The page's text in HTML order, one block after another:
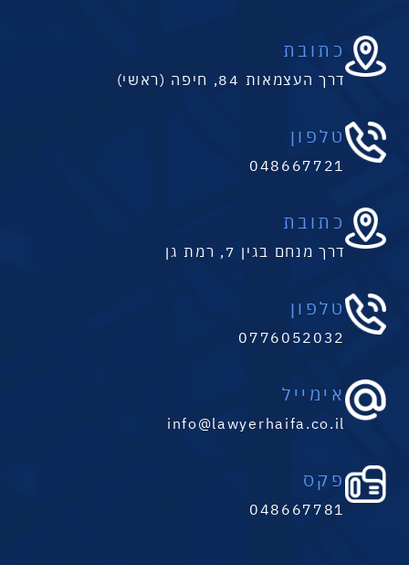
כתובת
דרך העצמאות 84, חיפה (ראשי)
טלפון
048667721
כתובת
דרך מנחם בגין 7, רמת גן
טלפון
0776052032
אימייל
info@lawyerhaifa.co.il
פקס
048667781